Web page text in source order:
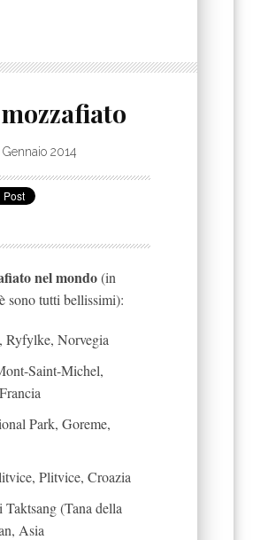
Gennaio 2014
nel mondo(in
sono tutti bellissimi):
Ryfylke, Norvegia
Saint-Michel,
Park, Goreme,
Plitvice, Croazia
Taktsang (Tana della
Asia